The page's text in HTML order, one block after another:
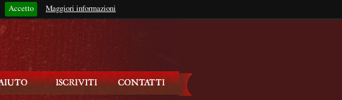
Accetto Maggiori informazioni
Rimani connesso?